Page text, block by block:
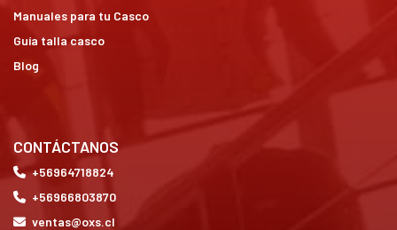
Manuales para tu Casco
Guía talla casco
Blog
CONTÁCTANOS
+56964718824
+56966803870
ventas@oxs.cl